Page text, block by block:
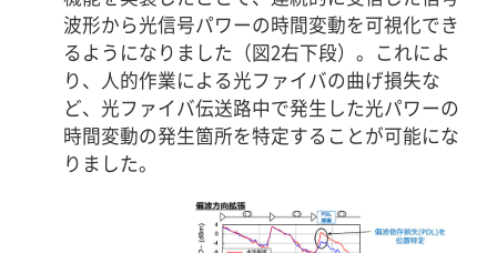
波形から光信号パワーの時間変動を可視化でき
るようになりました（図2右下段）。これによ
り、人的作業による光ファイバの曲げ損失な
ど、光ファイバ伝送路中で発生した光パワーの
時間変動の発生箇所を特定することが可能にな
りました。